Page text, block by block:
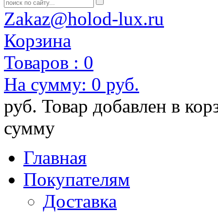
Zakaz@holod-lux.ru
Корзина
Товаров : 0
На сумму: 0 руб.
руб. Товар добавлен в
сумму
Главная
Покупателям
Доставка